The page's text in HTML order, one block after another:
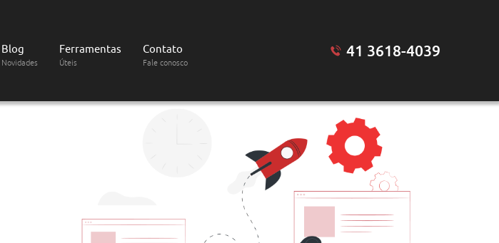
Blog
Novidades
Ferramentas
Úteis
Contato
Fale conosco
41 3618-4039